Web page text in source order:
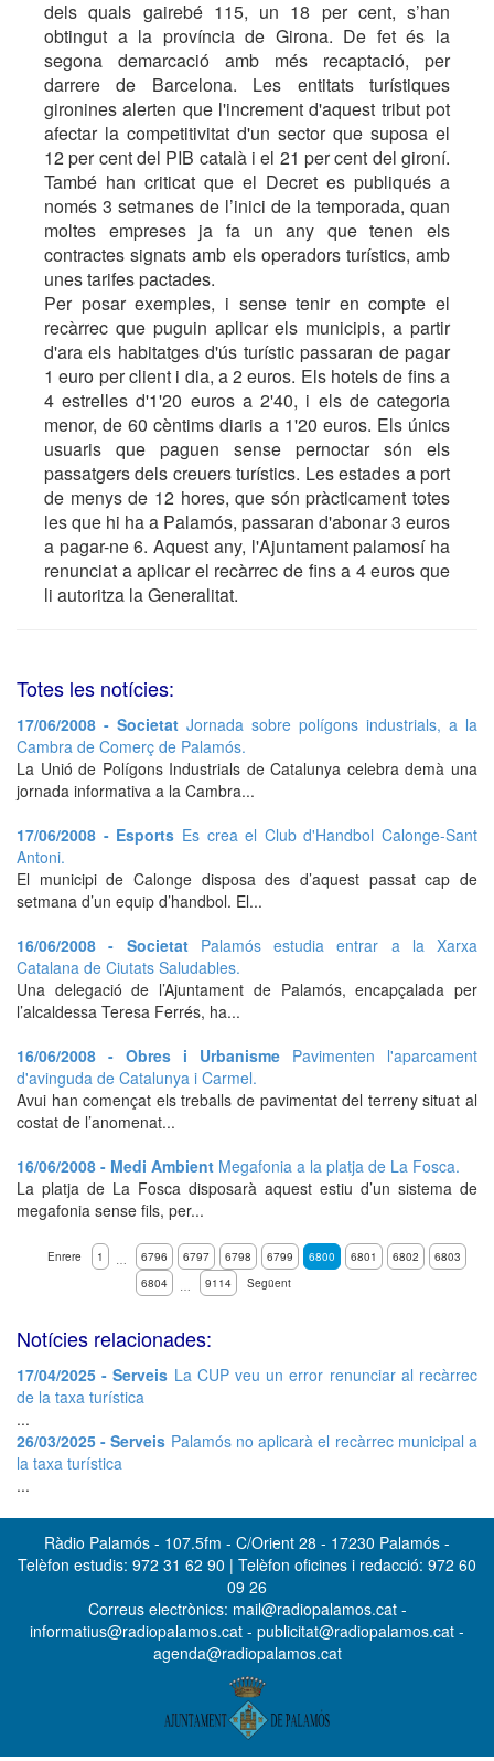
dels quals gairebé 115, un 18 per cent, s’han
obtingut a la província de Girona. De fet és la
segona demarcació amb més recaptació, per
darrere de Barcelona. Les entitats turístiques
gironines alerten que l'increment d'aquest tribut pot
afectar la competitivitat d'un sector que suposa el
12 per cent del PIB català i el 21 per cent del gironí.
També han criticat que el Decret es publiqués a
només 3 setmanes de l’inici de la temporada, quan
moltes empreses ja fa un any que tenen els
contractes signats amb els operadors turístics, amb
unes tarifes pactades.
Per posar exemples, i sense tenir en compte el
recàrrec que puguin aplicar els municipis, a partir
d'ara els habitatges d'ús turístic passaran de pagar
1 euro per client i dia, a 2 euros. Els hotels de fins a
4 estrelles d'1'20 euros a 2'40, i els de categoria
menor, de 60 cèntims diaris a 1'20 euros. Els únics
usuaris que paguen sense pernoctar són els
passatgers dels creuers turístics. Les estades a port
de menys de 12 hores, que són pràcticament totes
les que hi ha a Palamós, passaran d'abonar 3 euros
a pagar-ne 6. Aquest any, l'Ajuntament palamosí ha
renunciat a aplicar el recàrrec de fins a 4 euros que
li autoritza la Generalitat.
Totes les notícies:
17/06/2008 - Societat Jornada sobre polígons industrials, a la
Cambra de Comerç de Palamós.
La Unió de Polígons Industrials de Catalunya celebra demà una
jornada informativa a la Cambra...
17/06/2008 - Esports Es crea el Club d'Handbol Calonge-Sant
Antoni.
El municipi de Calonge disposa des d’aquest passat cap de
setmana d’un equip d’handbol. El...
16/06/2008 - Societat Palamós estudia entrar a la Xarxa
Catalana de Ciutats Saludables.
Una delegació de l’Ajuntament de Palamós, encapçalada per
l’alcaldessa Teresa Ferrés, ha...
16/06/2008 - Obres i Urbanisme Pavimenten l'aparcament
d'avinguda de Catalunya i Carmel.
Avui han començat els treballs de pavimentat del terreny situat al
costat de l’anomenat...
16/06/2008 - Medi Ambient Megafonia a la platja de La Fosca.
La platja de La Fosca disposarà aquest estiu d’un sistema de
megafonia sense fils, per...
Enrere 1 … 6796 6797 6798 6799 6800 6801 6802
6803
6804
… 9114 Següent
Notícies relacionades:
17/04/2025 - Serveis La CUP veu un error renunciar al recàrrec
de la taxa turística
...
26/03/2025 - Serveis Palamós no aplicarà el recàrrec municipal a
la taxa turística
...
Ràdio Palamós - 107.5fm - C/Orient 28 - 17230 Palamós -
Telèfon estudis: 972 31 62 90 | Telèfon oficines i redacció: 972 60
09 26
Correus electrònics: mail@radiopalamos.cat -
informatius@radiopalamos.cat - publicitat@radiopalamos.cat -
agenda@radiopalamos.cat